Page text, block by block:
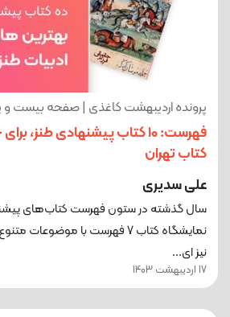
پرونده اردیبهشت کاغذی | صفحه بیست و
فهرست: 10 کتاب پیشنهادی طنز،
کتاب تهران
علی سدیری
سال گذشته در ستون فهرست کتاب‌های
نمایشگاه کتاب 7 فهرست با
نیز ای...
17 اردیبهشت 1403